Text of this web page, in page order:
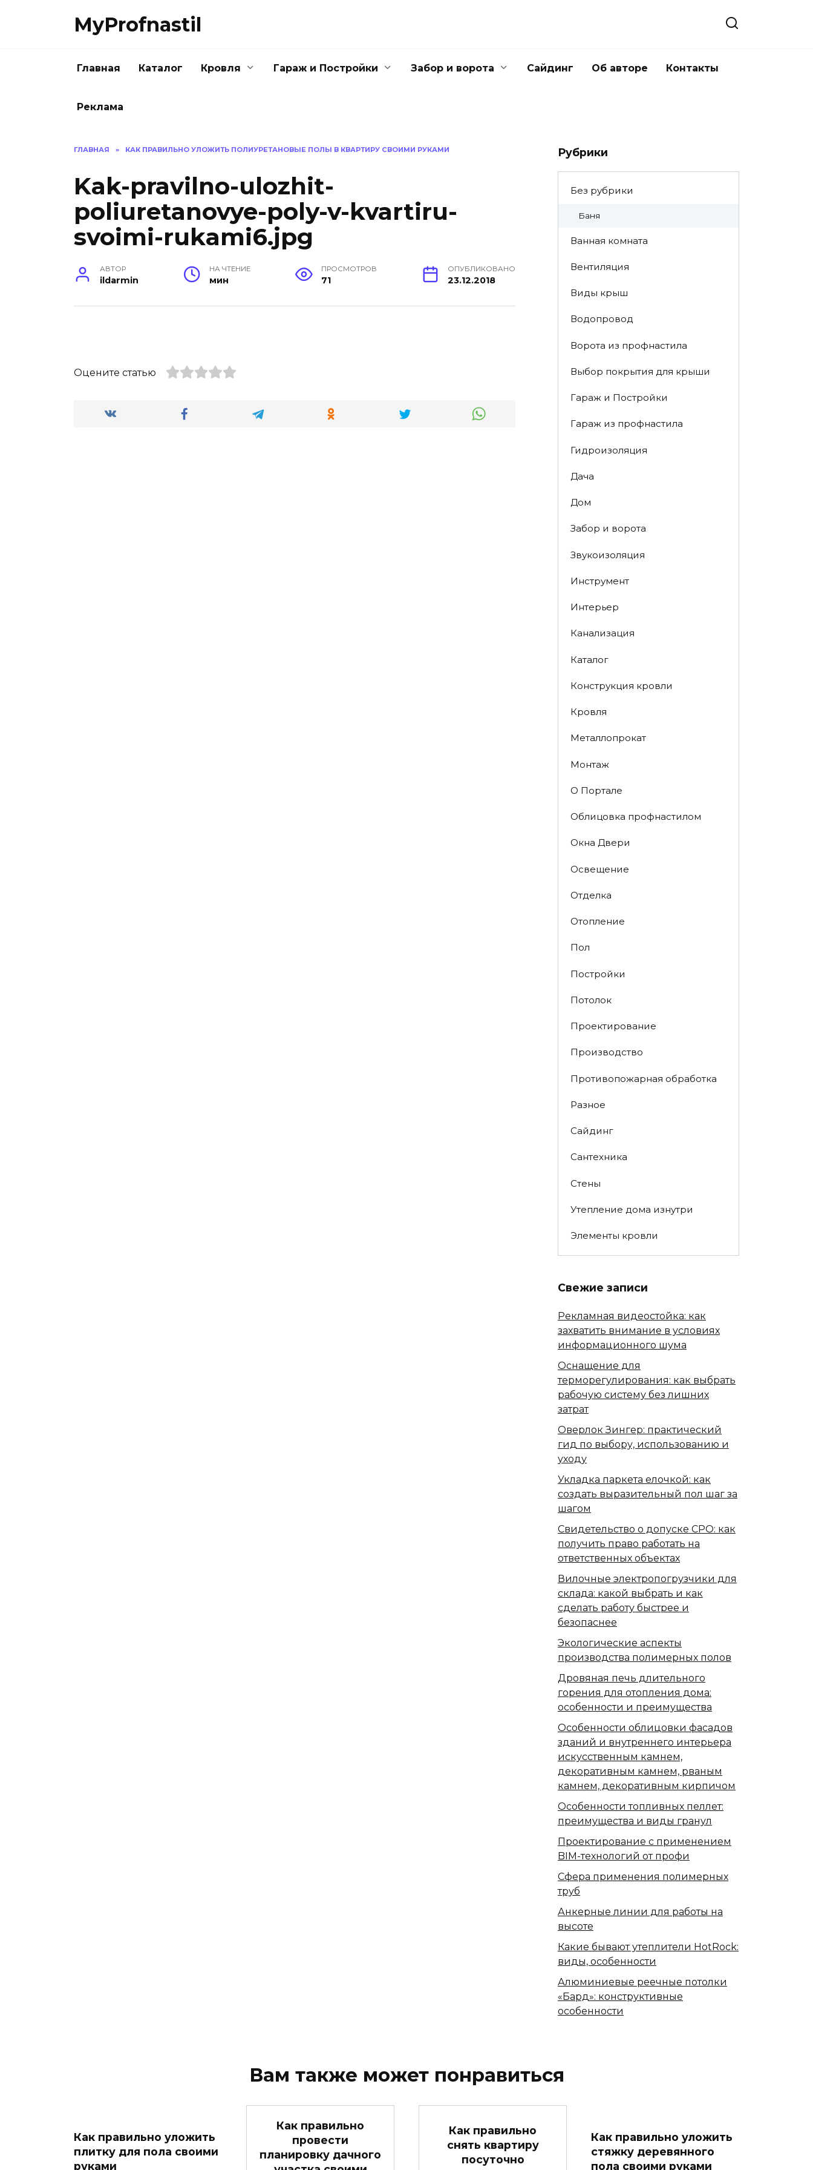
MyProfnastil
Главная Каталог Кровля Гараж и Постройки Забор и ворота Сайдинг Об авторе Контакты
Реклама
ГЛАВНАЯ » КАК ПРАВИЛЬНО УЛОЖИТЬ ПОЛИУРЕТАНОВЫЕ ПОЛЫ В КВАРТИРУ СВОИМИ РУКАМИ
Kak-pravilno-ulozhit-
poliuretanovye-poly-v-kvartiru-
svoimi-rukami6.jpg
АВТОР
ildarmin
НА ЧТЕНИЕ
мин
ПРОСМОТРОВ
71
ОПУБЛИКОВАНО
23.12.2018
Оцените статью
Рубрики
Без рубрики
Баня
Ванная комната
Вентиляция
Виды крыш
Водопровод
Ворота из профнастила
Выбор покрытия для крыши
Гараж и Постройки
Гараж из профнастила
Гидроизоляция
Дача
Дом
Забор и ворота
Звукоизоляция
Инструмент
Интерьер
Канализация
Каталог
Конструкция кровли
Кровля
Металлопрокат
Монтаж
О Портале
Облицовка профнастилом
Окна Двери
Освещение
Отделка
Отопление
Пол
Постройки
Потолок
Проектирование
Производство
Противопожарная обработка
Разное
Сайдинг
Сантехника
Стены
Утепление дома изнутри
Элементы кровли
Свежие записи
Рекламная видеостойка: как
захватить внимание в условиях
информационного шума
Оснащение для
терморегулирования: как выбрать
рабочую систему без лишних
затрат
Оверлок Зингер: практический
гид по выбору, использованию и
уходу
Укладка паркета елочкой: как
создать выразительный пол шаг за
шагом
Свидетельство о допуске СРО: как
получить право работать на
ответственных объектах
Вилочные электропогрузчики для
склада: какой выбрать и как
сделать работу быстрее и
безопаснее
Экологические аспекты
производства полимерных полов
Дровяная печь длительного
горения для отопления дома:
особенности и преимущества
Особенности облицовки фасадов
зданий и внутреннего интерьера
искусственным камнем,
декоративным камнем, рваным
камнем, декоративным кирпичом
Особенности топливных пеллет:
преимущества и виды гранул
Проектирование с применением
BIM-технологий от профи
Сфера применения полимерных
труб
Анкерные линии для работы на
высоте
Какие бывают утеплители HotRock:
виды, особенности
Алюминиевые реечные потолки
«Бард»: конструктивные
особенности
Вам также может понравиться
Как правильно уложить
плитку для пола своими
руками
Как правильно
провести
планировку дачного
Как правильно
снять квартиру
посуточно
Как правильно уложить
стяжку деревянного
пола своими руками